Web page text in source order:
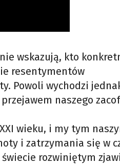
wskazują, kto
resentymentów
Powoli wychodzi
naszego
wieku, i my tym
i zatrzymania się w
rozwiniętym